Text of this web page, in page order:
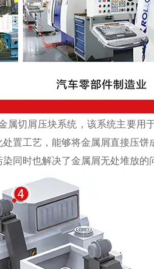
切屑压块系统，该系统主要用
置工艺，能够将金属屑直接压
同时也解决了金属屑无处堆放的